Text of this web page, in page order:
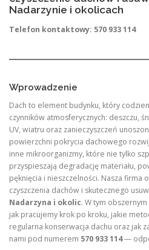
Nadarzynie i okolicach
Telefon kontaktowy: 570 933 114
Wprowadzenie
Dach to element budynku, który
czynników atmosferycznych: deszczu,
UV, wiatru oraz zanieczyszczeń
powierzchni pokrycia dachowego
inne mikroorganizmy, które nie tylko
przyspieszają degradację materiału,
pęknięcia i nieszczelności. Nasza firma
czyszczenia dachów i skutecznego
Nadarzyna i okolic. W tym
jak pracujemy krok po kroku, jakie
regularna konserwacja dachu oraz jak
nami pod numerem 570 933 114—